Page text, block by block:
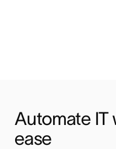
Automate IT
ease